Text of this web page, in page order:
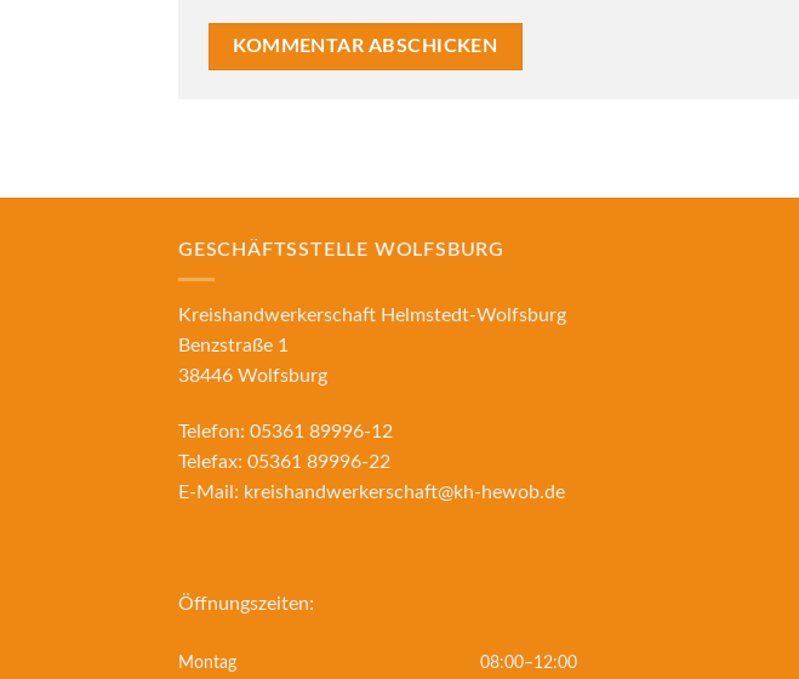
GESCHÄFTSSTELLE WOLFSBURG
Kreishandwerkerschaft Helmstedt-Wolfsburg
Benzstraße 1
38446 Wolfsburg
Telefon: 05361 89996-12
Telefax: 05361 89996-22
E-Mail: kreishandwerkerschaft@kh-hewob.de
Öffnungszeiten:
Montag 08:00–12:00